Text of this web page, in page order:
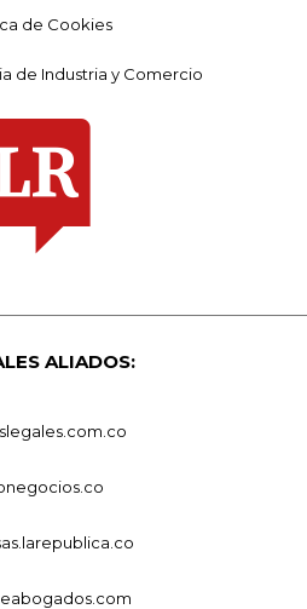
de Cookies
de Industria y Comercio
ALIADOS: